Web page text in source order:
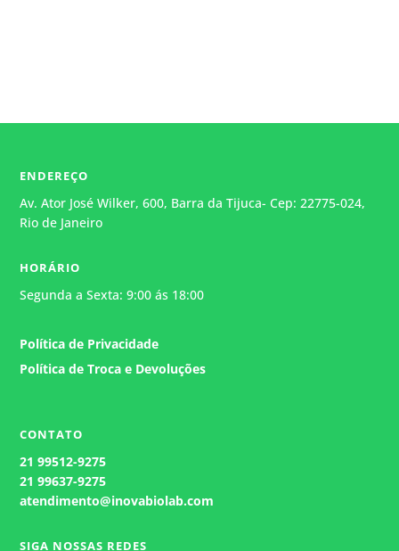
ENDEREÇO
Av. Ator José Wilker, 600, Barra da Tijuca- Cep: 22775-024,
Rio de Janeiro
HORÁRIO
Segunda a Sexta: 9:00 ás 18:00
Política de Privacidade
Política de Troca e Devoluções
CONTATO
21 99512-9275
21 99637-9275
atendimento@inovabiolab.com
SIGA NOSSAS REDES